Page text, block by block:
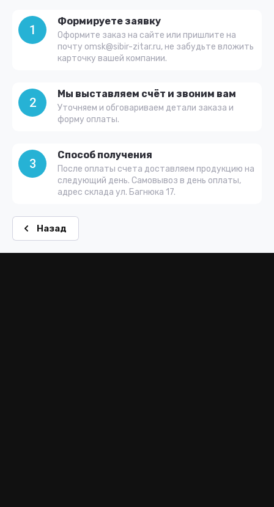
1
Формируете заявку
Оформите заказ на сайте или пришлите на
почту omsk@sibir-zitar.ru, не забудьте вложить
карточку вашей компании.
2
Мы выставляем счёт и звоним вам
Уточняем и обговариваем детали заказа и
форму оплаты.
3
Способ получения
После оплаты счета доставляем продукцию на
следующий день. Самовывоз в день оплаты,
адрес склада ул. Багнюка 17.
Назад